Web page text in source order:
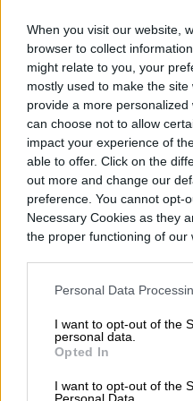
When you visit our website,
browser to collect
might relate to you, your
mostly used to make the
provide a more
can choose not to allow
impact your experience of
able to offer. Click on the
out more and change our
preference. You cannot opt-
Necessary Cookies as they
the proper functioning of
Personal Data
I want to opt-out of the
personal data.
Opted In
I want to opt-out of the
Personal Data.
cuesta $ 29
«a los mapas
estadísticas de
localización
de contactos de
confirmaciones de
suscripción cuesta
primer año.
El GoTenna Mesh
cuesta $ 179
puedes hacer una
dólares. Los